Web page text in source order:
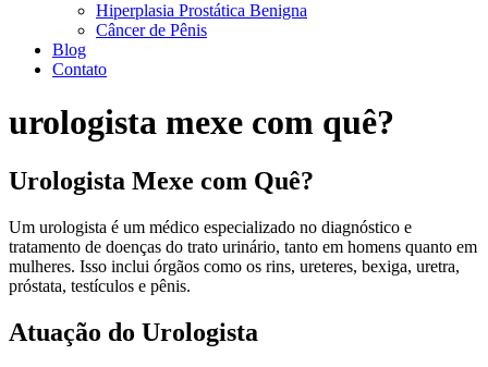
Hiperplasia Prostática Benigna
Câncer de Pênis
Blog
Contato
urologista mexe com quê?
Urologista Mexe com Quê?
Um urologista é um médico especializado no diagnóstico e
tratamento de doenças do trato urinário, tanto em homens quanto em
mulheres. Isso inclui órgãos como os rins, ureteres, bexiga, uretra,
próstata, testículos e pênis.
Atuação do Urologista